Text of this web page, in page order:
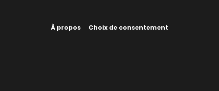
À propos Choix de consentement